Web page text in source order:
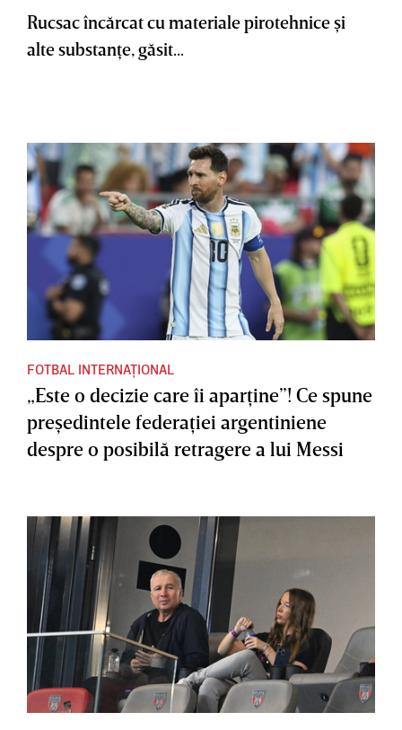
Rucsac încărcat cu materiale pirotehnice şi
alte substanţe, găsit...
FOTBAL INTERNAȚIONAL
„Este o decizie care îi aparţine”! Ce spune
preşedintele federaţiei argentiniene
despre o posibilă retragere a lui Messi